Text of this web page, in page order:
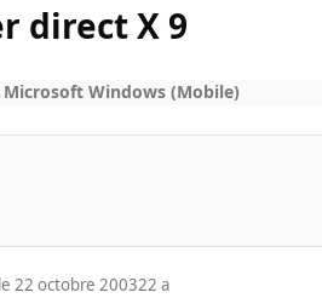
direct X 9
Microsoft Windows (Mobile)
le 22 octobre 200322 a